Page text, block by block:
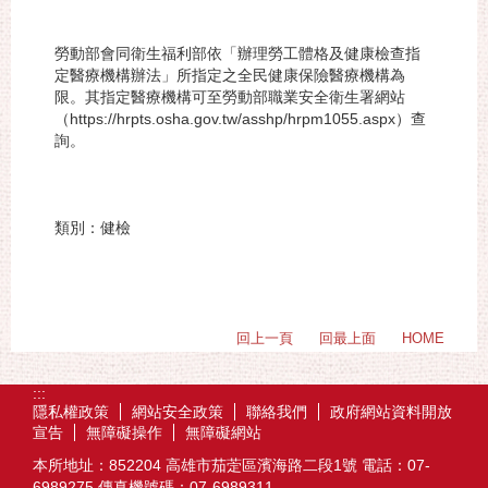
勞動部會同衛生福利部依「辦理勞工體格及健康檢查指
定醫療機構辦法」所指定之全民健康保險醫療機構為
限。其指定醫療機構可至勞動部職業安全衛生署網站
（https://hrpts.osha.gov.tw/asshp/hrpm1055.aspx）查
詢。
類別：健檢
回上一頁 回最上面 HOME
:::
隱私權政策
網站安全政策 聯絡我們
政府網站資料開放
宣告
無障礙操作
無障礙網站
本所地址：852204 高雄市茄萣區濱海路二段1號 電話：07-